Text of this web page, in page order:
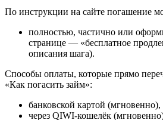
По инструкции на сайте погашение
полностью, частично или
странице — «бесплатное
описания шага).
Способы оплаты, которые прямо
«Как погасить займ»:
банковской картой (мгновенно),
через QIWI-кошелёк